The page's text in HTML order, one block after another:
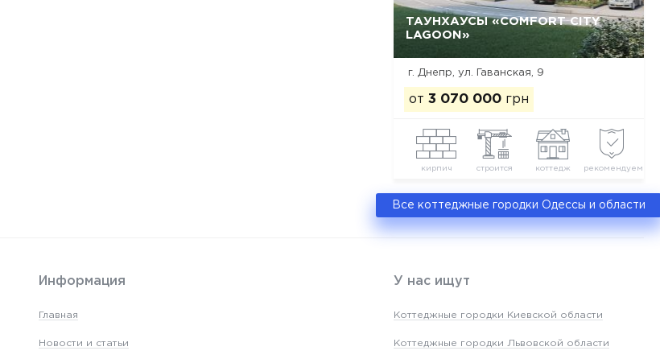
ТАУНХАУСЫ «COMFORT CITY
LAGOON»
г. Днепр, ул. Гаванская, 9
от 3 070 000 грн
кирпич строится коттедж рекомендуем
Все коттеджные городки Одессы и области
Информация
Главная
Новости и статьи
У нас ищут
Коттеджные городки Киевской области
Коттеджные городки Львовской области